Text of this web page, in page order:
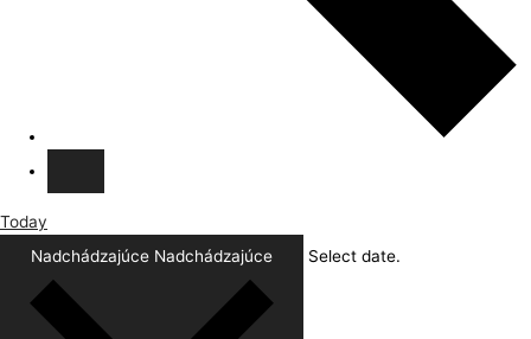
Today
Nadchádzajúce Nadchádzajúce Select date.